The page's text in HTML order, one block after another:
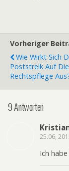
Vorheriger
Wie Wirkt Sich
Poststreik Auf Die
Rechtspflege
9 Antworten
25.06,
Ich